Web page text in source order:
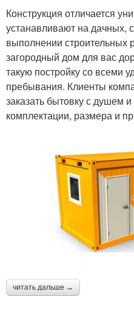
Конструкция отличается
устанавливают на дачных,
выполнении строительных
загородный дом для вас
такую постройку со всеми
пребывания. Клиенты
заказать бытовку с душем
комплектации, размера и
читать дальше →